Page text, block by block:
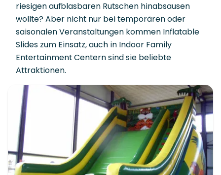
riesigen aufblasbaren Rutschen hinabsausen
wollte? Aber nicht nur bei temporären oder
saisonalen Veranstaltungen kommen Inflatable
Slides zum Einsatz, auch in Indoor Family
Entertainment Centern sind sie beliebte
Attraktionen.